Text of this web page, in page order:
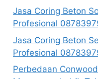
Jasa Coring Beton
Profesional
Jasa Coring Beton
Profesional
Perbedaan